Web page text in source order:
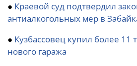
● Краевой суд подтвердил
антиалкогольных мер в
● Кузбассовец купил более 11
нового гаража